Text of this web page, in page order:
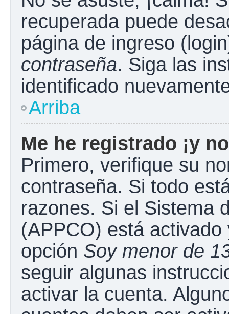
recuperada puede
página de ingreso
contraseña. Siga las
identificado
Arriba
Me he registrado ¡y
Primero, verifique su
contraseña. Si todo
razones. Si el Sistema
(APPCO) está
opción Soy menor de
seguir algunas
activar la cuenta.